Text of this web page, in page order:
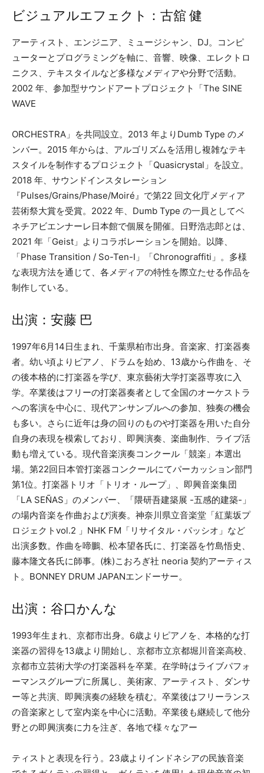
ビジュアルエフェクト：古舘 健
アーティスト、エンジニア、ミュージシャン、DJ。コンピ
ューターとプログラミングを軸に、音響、映像、エレクトロ
ニクス、テキスタイルなど多様なメディアや分野で活動。
2002 年、参加型サウンドアートプロジェクト「The SINE
WAVE
ORCHESTRA」を共同設立。2013 年よりDumb Type のメ
ンバー。2015 年からは、アルゴリズムを活用し複雑なテキ
スタイルを制作するプロジェクト「Quasicrystal」を設立。
2018 年、サウンドインスタレーション
『Pulses/Grains/Phase/Moiré』で第22 回文化庁メディア
芸術祭大賞を受賞。2022 年、Dumb Type の一員としてベ
ネチアビエンナーレ日本館で個展を開催。日野浩志郎とは、
2021 年「Geist」よりコラボレーションを開始。以降、
「Phase Transition / So-Ten-I」「Chronograffiti」。多様
な表現方法を通じて、各メディアの特性を際立たせる作品を
制作している。
出演：安藤 巴
1997年6月14日生まれ、千葉県柏市出身。音楽家、打楽器奏
者。幼い頃よりピアノ、ドラムを始め、13歳から作曲を、そ
の後本格的に打楽器を学び、東京藝術大学打楽器専攻に入
学。卒業後はフリーの打楽器奏者として全国のオーケストラ
への客演を中心に、現代アンサンブルへの参加、独奏の機会
も多い。さらに近年は身の回りのものや打楽器を用いた自分
自身の表現を模索しており、即興演奏、楽曲制作、ライブ活
動も増えている。現代音楽演奏コンクール「競楽」本選出
場。第22回日本管打楽器コンクールにてパーカッション部門
第1位。打楽器トリオ「トリオ・ループ」、即興音楽集団
「LA SEÑAS」のメンバー、「隈研吾建築展 -五感的建築-」
の場内音楽を作曲および演奏。神奈川県立音楽堂「紅葉坂プ
ロジェクトvol.2 」NHK FM「リサイタル・パッシオ」など
出演多数。作曲を啼鵬、松本望各氏に、打楽器を竹島悟史、
藤本隆文各氏に師事。(株)こおろぎ社 neoria 契約アーティス
ト。BONNEY DRUM JAPANエンドーサー。
出演：谷口かんな
1993年生まれ、京都市出身。6歳よりピアノを、本格的な打
楽器の習得を13歳より開始し、京都市立京都堀川音楽高校、
京都市立芸術大学の打楽器科を卒業。在学時はライブパフォ
ーマンスグループに所属し、美術家、アーティスト、ダンサ
ー等と共演、即興演奏の経験を積む。卒業後はフリーランス
の音楽家として室内楽を中心に活動。卒業後も継続して他分
野との即興演奏に力を注ぎ、各地で様々なアー
ティストと表現を行う。23歳よりインドネシアの民族音楽